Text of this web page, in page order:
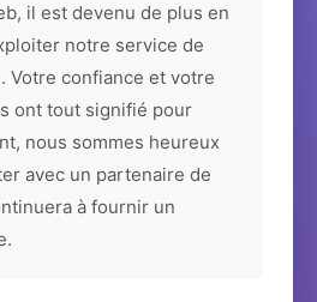
il est devenu de plus en
notre service de
Votre confiance et votre
ont tout signifié pour
nous sommes heureux
avec un partenaire de
à fournir un